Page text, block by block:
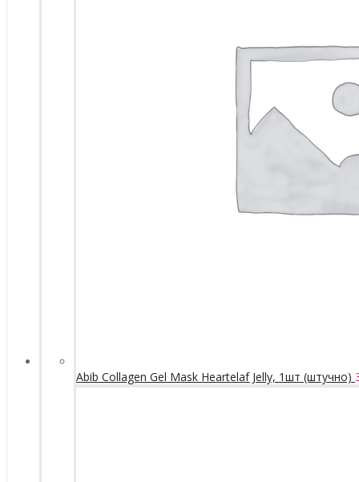
Abib Collagen Gel Mask Heartelaf Jelly, 1шт (штучно)